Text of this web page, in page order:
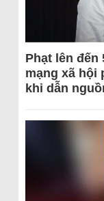
Phạt lên
mạng xã hội
khi dẫn